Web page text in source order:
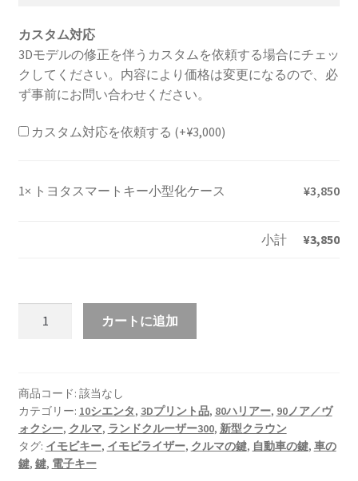
カスタム対応
3Dモデルの修正を伴うカスタムを依頼する場合にチェッ
クしてください。内容により価格は変更になるので、必
ず事前にお問い合わせください。
カスタム対応を依頼する (+¥3,000)
1× トヨタスマートキー小型化ケース ¥3,850
小計 ¥3,850
マ
ー
ト
キ
ー
カートに追加
商品コード: 該当なし
カテゴリー: 10シエンタ, 3Dプリント品, 80ハリアー, 90ノア／ヴ
ォクシー, クルマ, ランドクルーザー300, 新型クラウン
タグ: イモビキー, イモビライザー, クルマの鍵, 自動車の鍵, 車の
鍵, 鍵, 電子キー